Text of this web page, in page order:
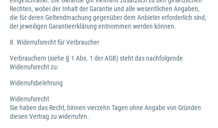
Rechten, wobei der Inhalt der Garantie und alle wesentlichen Angaben,
die für deren Geltendmachung gegenüber dem Anbieter erforderlich sind,
der jeweiligen Garantieerklärung entnommen werden können.
8. Widerrufsrecht für Verbraucher
Verbrauchern (siehe § 1 Abs. 1 der AGB) steht das nachfolgende
Widerrufsrecht zu:
Widerrufsbelehrung
Widerrufsrecht
Sie haben das Recht, binnen vierzehn Tagen ohne Angabe von Gründen
diesen Vertrag zu widerrufen.